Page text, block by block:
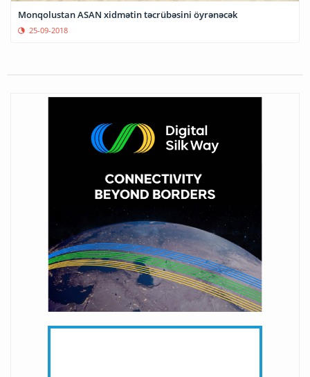
Monqolustan ASAN xidmətin təcrübəsini öyrənəcək
25-09-2018